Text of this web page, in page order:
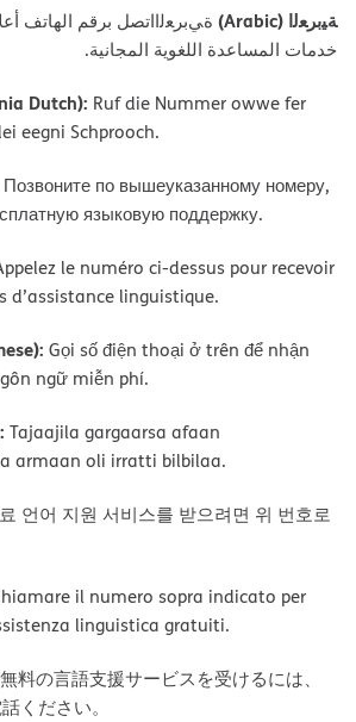
ﺔﯿﺑﺮﻌﻟا (Arabic)
ةﻲﺑﺮﻌﻟااﺗﺼﻞ ﺑﺮﻗﻢ اﻟﮭﺎﺗﻒ
ﺧﺪﻣﺎت اﻟﻤﺴﺎﻋﺪة اﻟﻠﻐﻮﯾﺔ اﻟﻤﺠﺎﻧﯿﺔ.
Dutch): Ruf die Nummer owwe fer
eegni Schprooch.
Позвоните по вышеуказанному номеру,
языковую поддержку.
le numéro ci-dessus pour recevoir
d’assistance linguistique.
Gọi số điện thoại ở trên để nhận
ngữ miễn phí.
Tajaajila gargaarsa afaan
armaan oli irratti bilbilaa.
언어 지원 서비스를 받으려면 위 번호로
il numero sopra indicato per
linguistica gratuiti.
無料の言語支援サービスを受けるには、
ください。